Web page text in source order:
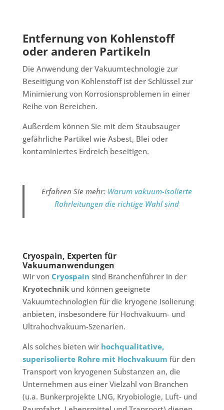
Entfernung von Kohlenstoff
oder anderen Partikeln
Die Anwendung der Vakuumtechnologie zur
Beseitigung von Kohlenstoff ist der Schlüssel zur
Minimierung von Korrosionsproblemen in einer
Reihe von Bereichen.
Außerdem können Sie mit dem Staubsauger
gefährliche Partikel wie Asbest, Blei oder
kontaminiertes Erdreich beseitigen.
Erfahren Sie mehr: Warum vakuum-isolierte
Rohrleitungen die richtige Wahl sind
Cryospain, Experten für
Vakuumanwendungen
Wir von Cryospain sind Branchenführer in der
Kryotechnikund können geeignete
Vakuumtechnologien für die kryogene Isolierung
anbieten, insbesondere für Hochvakuum- und
Ultrahochvakuum-Szenarien.
Als solches bieten wir hochqualitative,
superisolierte Rohre mit Hochvakuum für den
Transport von kryogenen Substanzen an, die
Unternehmen aus einer Vielzahl von Branchen
(u.a. Bunkerprojekte LNG, Kryobiologie, Luft- und